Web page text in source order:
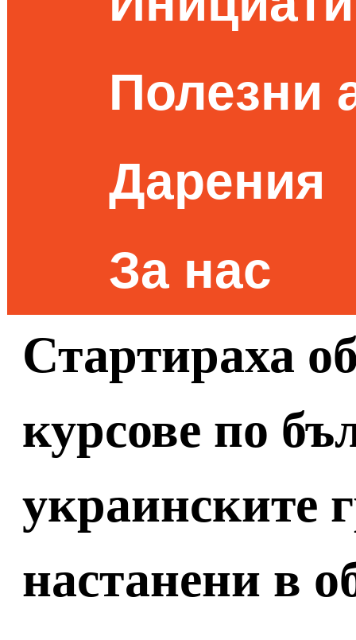
Полезни
Дарения
За нас
Стартираха
курсове по
украинските
настанени в